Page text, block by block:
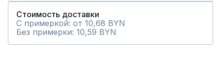
Стоимость доставки
С примеркой: от 10,68 BYN
Без примерки: 10,59 BYN